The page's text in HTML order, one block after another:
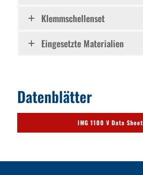
Klemmschellenset
Eingesetzte Materialien
Datenblätter
IMG 1100 V Data Sheet